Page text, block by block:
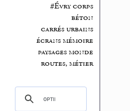
#Évry corps
béton
carrés urbains
écrans mémoire
paysages monde
routes, métier